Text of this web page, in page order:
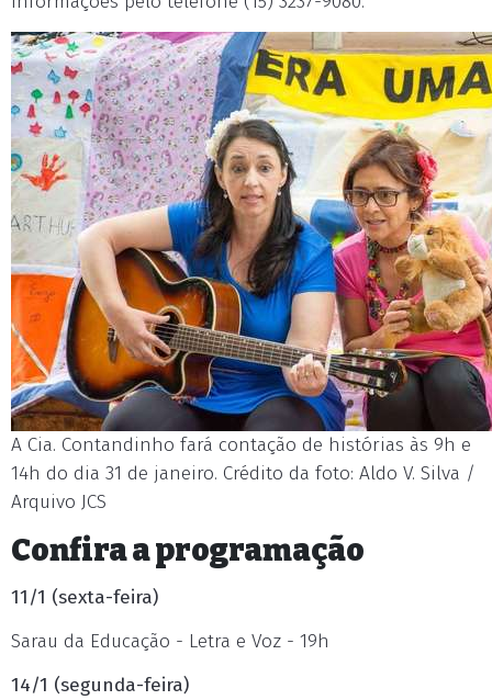
A Cia. Contandinho fará contação de histórias às 9h e
14h do dia 31 de janeiro. Crédito da foto: Aldo V. Silva /
Arquivo JCS
Confira a programação
11/1 (sexta-feira)
Sarau da Educação - Letra e Voz - 19h
14/1 (segunda-feira)